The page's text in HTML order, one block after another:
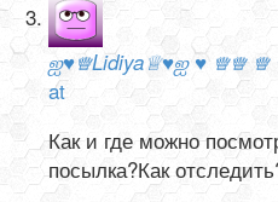
at
Как и где можно
посылка?Как